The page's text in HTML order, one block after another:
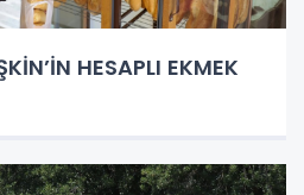
HESAPLI EKMEK